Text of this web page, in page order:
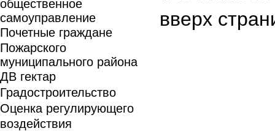
общественное
самоуправление
Почетные граждане
Пожарского
муниципального района
ДВ гектар
Градостроительство
Оценка регулирующего
воздействия
вверх